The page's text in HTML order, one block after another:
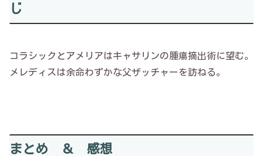
じ
コラシックとアメリアはキャサリンの腫瘍摘出術に望む。
メレディスは余命わずかな父ザッチャーを訪ねる。
まとめ ＆ 感想